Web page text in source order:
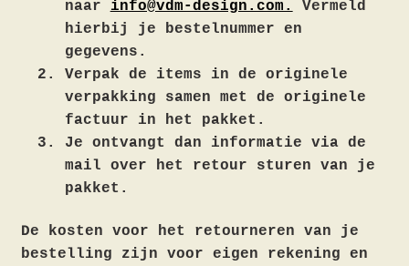
naar info@vdm-design.com.
Vermeld
hierbij je bestelnummer en
gegevens.
Verpak de items in de originele
verpakking samen met de originele
factuur in het pakket.
Je ontvangt dan informatie via de
mail over het retour sturen van je
pakket.
De kosten voor het retourneren van je
bestelling zijn voor eigen rekening en